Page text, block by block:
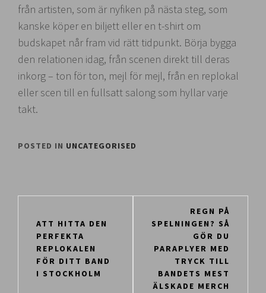
från artisten, som är nyfiken på nästa steg, som
kanske köper en biljett eller en t-shirt om
budskapet når fram vid rätt tidpunkt. Börja bygga
den relationen idag, från scenen direkt till deras
inkorg – ton för ton, mejl för mejl, från en replokal
eller scen till en fullsatt salong som hyllar varje
takt.
POSTED IN UNCATEGORISED
ATT HITTA DEN
PERFEKTA
REPLOKALEN
FÖR DITT BAND
I STOCKHOLM
REGN PÅ
SPELNINGEN? SÅ
GÖR DU
PARAPLYER MED
TRYCK TILL
BANDETS MEST
ÄLSKADE MERCH